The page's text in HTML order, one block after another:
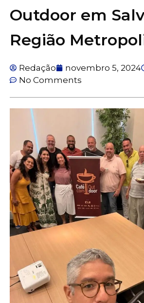
Outdoor em
Região
Redação novembro 5, 2024
No Comments